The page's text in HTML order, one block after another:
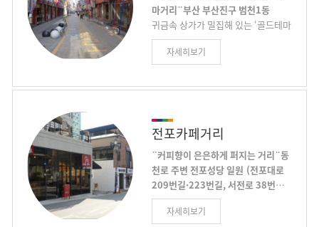
시판매하고 있으며 아울러 아트 프리
마켓 개장과 더불어 부산문화재단과
연계하여 4월부터 10월까지 매월 셋
째 주 토요일에는 옛 중앙중학교 운동
장에 컨테이너를 설치하여 청년예술
예술공연을 개최하는 새로운 관광명
추억이 함께하는 걷고 싶고 다시 찾고
싶은 거리로 탈바꿈하고 있다
가, 젊음의 거리 등 다양한 먹거리와
볼거리가 있는 관광의 중심지이다. 우
리구는 서면메디컬스트리트의 우수
의료기술과 관광자원을 국내·외 홍보
광산업 및 지역경제 활성화를 추진하
기관, 호텔, 에이전시로 구성된 서면
메디컬스트리트 의료관광협의회는
매년 『서면메디컬스트리트 축제』
를 개최하여 국내·외 외국인에게 다
양한 의료체험과 거리문화공연, 한류
체험을 제공한다.
마거리¨부산 부산진구 범천1동
귀금속 상가가 밀집해 있는 ‘골드테마
거리’ 이다. 범천동에 위치한 이 귀금
속 상가 거리는 부산의 대표적인 귀금
내 여러 지역에 퍼져있던 상가들이 자
된 재래시장의 형태로 서울 이남에서
는 가장 큰 규모이다. 1만 여평의 면적
에 귀금속 유통업 263개, 제조가공업
189개 등 총 490여 곳의 상가가 들어
서 있다. 특히 다이아몬드 감정부문이
특화 되어 있는데 이 정도의 규모는
서울 종로 귀금속 거리에 이어 국내
자세히보기
전포카페거리
¨커피향이 은은하게 퍼지는 거리¨동
천로 주변 전포성당 일원 (전포대로
209번길·223번길, 서전로 38번길
·46번길 )
2017년 뉴욕타임스 선정 ‘올해의 세
계여행지 52곳중에 한곳’으로 한국에
자세히보기